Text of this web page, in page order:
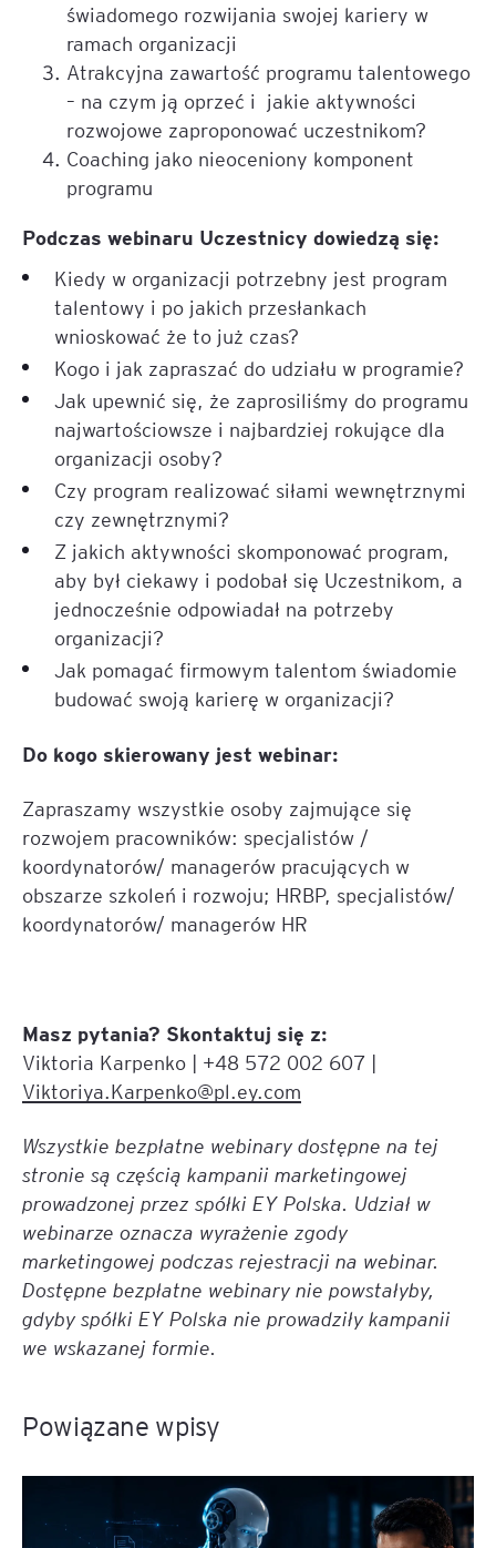
świadomego rozwijania swojej kariery w
ramach organizacji
Atrakcyjna zawartość programu talentowego
– na czym ją oprzeć i jakie aktywności
rozwojowe zaproponować uczestnikom?
Coaching jako nieoceniony komponent
programu
Podczas webinaru Uczestnicy dowiedzą się:
Kiedy w organizacji potrzebny jest program
talentowy i po jakich przesłankach
wnioskować że to już czas?
Kogo i jak zapraszać do udziału w programie?
Jak upewnić się, że zaprosiliśmy do programu
najwartościowsze i najbardziej rokujące dla
organizacji osoby?
Czy program realizować siłami wewnętrznymi
czy zewnętrznymi?
Z jakich aktywności skomponować program,
aby był ciekawy i podobał się Uczestnikom, a
jednocześnie odpowiadał na potrzeby
organizacji?
Jak pomagać firmowym talentom świadomie
budować swoją karierę w organizacji?
Do kogo skierowany jest webinar:
Zapraszamy wszystkie osoby zajmujące się
rozwojem pracowników: specjalistów /
koordynatorów/ managerów pracujących w
obszarze szkoleń i rozwoju; HRBP, specjalistów/
koordynatorów/ managerów HR
Masz pytania? Skontaktuj się z:
Viktoria Karpenko | +48 572 002 607 |
Viktoriya.Karpenko@pl.ey.com
Wszystkie bezpłatne webinary dostępne na tej
stronie są częścią kampanii marketingowej
prowadzonej przez spółki EY Polska. Udział w
webinarze oznacza wyrażenie zgody
marketingowej podczas rejestracji na webinar.
Dostępne bezpłatne webinary nie powstałyby,
gdyby spółki EY Polska nie prowadziły kampanii
we wskazanej formie.
Powiązane wpisy